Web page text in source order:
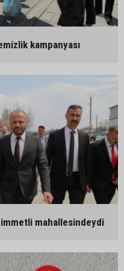
kampanyası
mahallesindeydi